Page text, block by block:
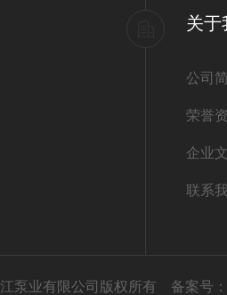
关于
公司
荣誉
企业
联系
泵业有限公司版权所有 备案号